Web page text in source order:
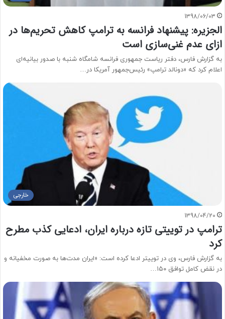
1398/06/03
الجزیره: پیشنهاد فرانسه به ترامپ کاهش تحریم‌ها در
ازای عدم غنی‌سازی است
به گزارش فارس، دفتر ریاست جمهوری فرانسه شامگاه شنبه با صدور بیانیه‌ای
اعلام کرد که «دونالد ترامپ» رئیس‌جمهور آمریکا در…
خارجی
1398/04/20
ترامپ در توییتی تازه درباره ایران، ادعایی کذب مطرح
کرد
به گزارش فارس، وی در توییتر ادعا کرده است: «ایران مدت‌ها به صورت مخفیانه و
در نقض کامل توافق ۱۵۰…